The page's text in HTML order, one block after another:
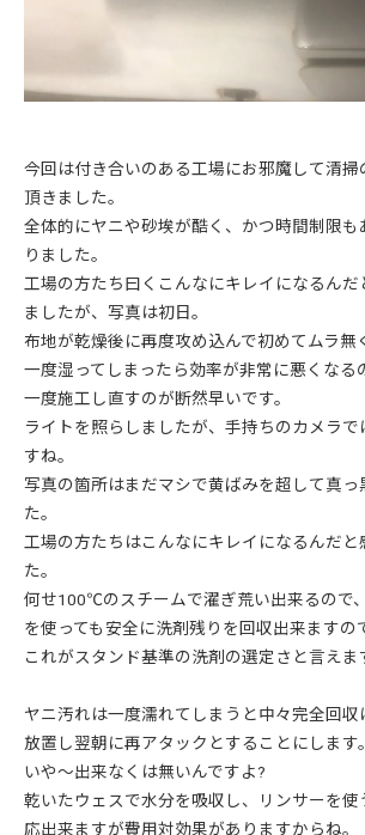
今回は付き合いのある工場にお邪魔して清掃
頂きました。
全体的にヤニや砂埃が酷く、かつ時間制限も
りました。
工場の方たち曰くこんなにキレイになるんだ
ましたが、写真は初日。
布地が乾燥後に再度攻め込んで初めてムラ無
一度湿ってしまったら効率が非常に悪くなる
一度施工し直すのが断然早いです。
ライトを照らしましたが、手持ちのカメラ
すね。
写真の箇所はまだマシで黄ばみを超して真っ
た。
工場の方たちはこんなにキレイになるんだと
た。
何せ100℃のスチームで濯ぎ荒い出来るので
を使っても安全に洗剤残りを回収出来ますの
これがスタンド基準の洗剤の選定さと言えま
ヤニ汚れは一度濡れてしまうと中々完全回収
放置し翌朝に再アタックとすることにします。
いや～出来なくは無いんですよ?
乾いたウェスで水分を吸収し、リンサーを使
応出来ますが費用対効果がありますからね。